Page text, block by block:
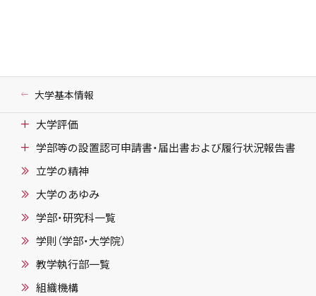
大学基本情報
大学評価
学部等の設置認可申請書・届出書および履行状況報告書
立学の精神
大学のあゆみ
学部・研究科一覧
学則（学部・大学院）
教学執行部一覧
組織機構